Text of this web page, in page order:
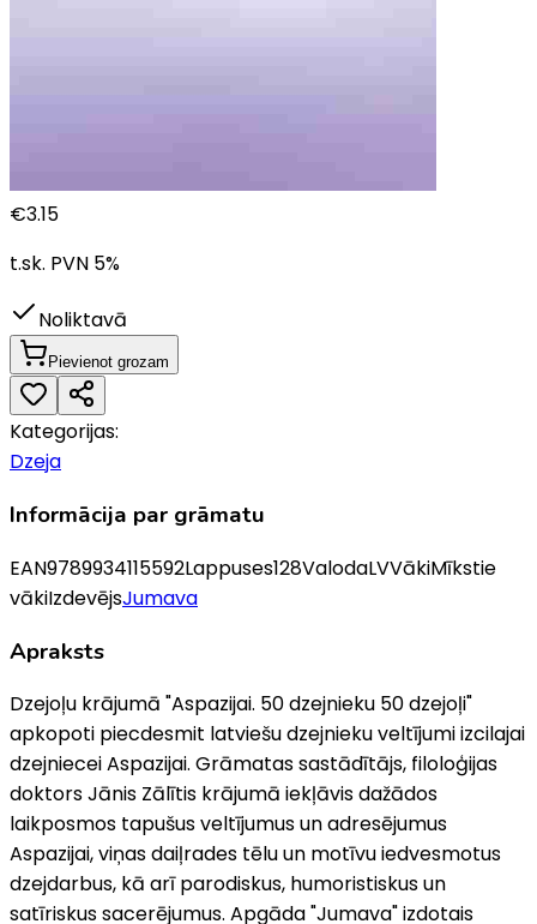
€3.15
t.sk. PVN 5%
Noliktavā
Pievienot grozam
Kategorijas:
Dzeja
Informācija par grāmatu
EAN9789934115592Lappuses128ValodaLVVākiMīkstie
vākiIzdevējsJumava
Apraksts
Dzejoļu krājumā "Aspazijai. 50 dzejnieku 50 dzejoļi"
apkopoti piecdesmit latviešu dzejnieku veltījumi izcilajai
dzejniecei Aspazijai. Grāmatas sastādītājs, filoloģijas
doktors Jānis Zālītis krājumā iekļāvis dažādos
laikposmos tapušus veltījumus un adresējumus
Aspazijai, viņas daiļrades tēlu un motīvu iedvesmotus
dzejdarbus, kā arī parodiskus, humoristiskus un
satīriskus sacerējumus. Apgāda "Jumava" izdotais